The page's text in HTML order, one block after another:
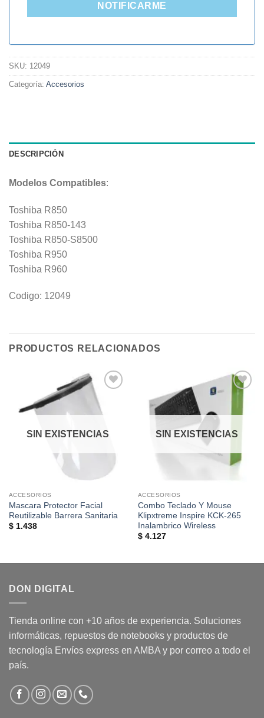
NOTIFICARME
SKU: 12049
Categoría: Accesorios
DESCRIPCIÓN
Modelos Compatibles:
Toshiba R850
Toshiba R850-143
Toshiba R850-S8500
Toshiba R950
Toshiba R960
Codigo: 12049
PRODUCTOS RELACIONADOS
lista de
SIN EXISTENCIAS
ACCESORIOS
Mascara Protector Facial
Reutilizable Barrera Sanitaria
$1.438
Añadir
lista de
SIN EXISTENCIAS
ACCESORIOS
Combo Teclado Y Mouse
Klipxtreme Inspire KCK-265
Inalambrico Wireless
$4.127
DON DIGITAL
Tienda online con +10 años de experiencia. Soluciones
informáticas, repuestos de notebooks y productos de
tecnología Envíos express en AMBA y por correo a todo el
país.